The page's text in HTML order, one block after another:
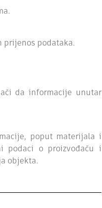
prijenos podataka.
da informacije unutar
poput materijala i
podaci o proizvođaču i
objekta.